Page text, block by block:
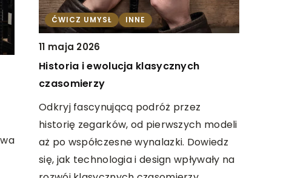
na
się,
ĆWICZ UMYSŁ INNE
11 maja 2026
Historia i ewolucja klasycznych
czasomierzy
Odkryj fascynującą podróż przez
historię zegarków, od pierwszych modeli
aż po współczesne wynalazki. Dowiedz
się, jak technologia i design wpływały na